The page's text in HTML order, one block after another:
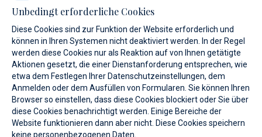
Meer erleben und
Träume beleben
Unbedingt erforderliche Cookies
Diese Cookies sind zur Funktion der Website erforderlich und
können in Ihren Systemen nicht deaktiviert werden. In der Regel
werden diese Cookies nur als Reaktion auf von Ihnen getätigte
Aktionen gesetzt, die einer Dienstanforderung entsprechen, wie
etwa dem Festlegen Ihrer Datenschutzeinstellungen, dem
Anmelden oder dem Ausfüllen von Formularen. Sie können Ihren
Browser so einstellen, dass diese Cookies blockiert oder Sie über
diese Cookies benachrichtigt werden. Einige Bereiche der
Website funktionieren dann aber nicht. Diese Cookies speichern
keine personenbezogenen Daten.